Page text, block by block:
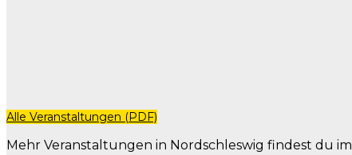
Alle Veranstaltungen (PDF)
Mehr Veranstaltungen in Nordschleswig findest du im